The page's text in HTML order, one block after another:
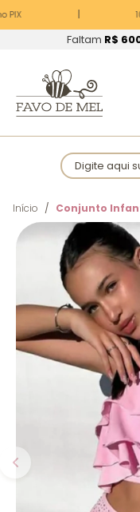
PIX
Faltam R$
Digite aqui
Início Conjunto